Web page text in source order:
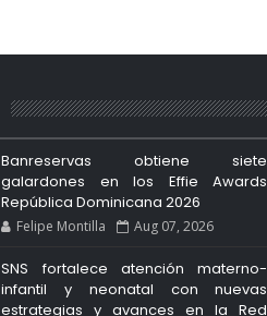
Banreservas obtiene siete
galardones en los Effie Awards
República Dominicana 2026
Felipe Montilla Aug 07, 2026
SNS fortalece atención materno-
infantil y neonatal con nuevas
estrategias y avances en la Red